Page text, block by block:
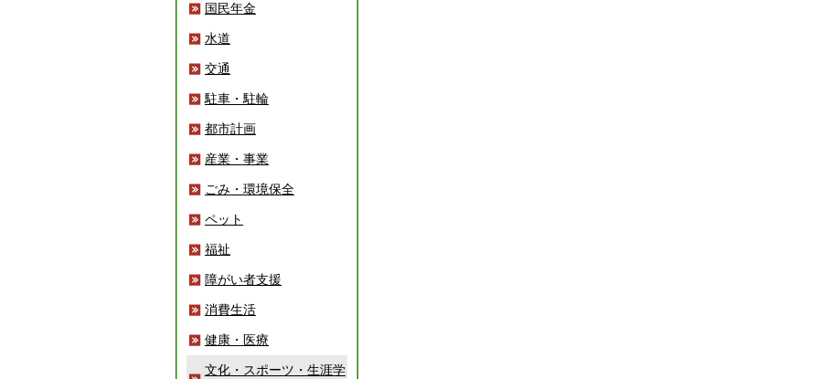
国民年金
水道
交通
駐車・駐輪
都市計画
産業・事業
ごみ・環境保全
ペット
福祉
障がい者支援
消費生活
健康・医療
文化・スポーツ・生涯学